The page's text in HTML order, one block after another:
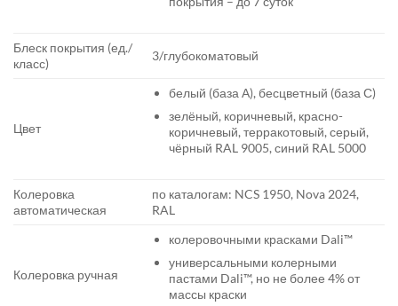
Блеск покрытия (ед./
класс)
3/глубокоматовый
Цвет
белый (база А), бесцветный (база С)
зелёный, коричневый, красно-
коричневый, терракотовый, серый,
чёрный RAL 9005, синий RAL 5000
Колеровка
автоматическая
по каталогам: NCS 1950, Nova 2024,
RAL
Колеровка ручная
колеровочными красками Dali™
универсальными колерными
пастами Dali™, но не более 4% от
массы краски